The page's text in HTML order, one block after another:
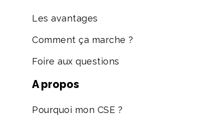
Les avantages
Comment ça marche ?
Foire aux questions
A propos
Pourquoi mon CSE ?